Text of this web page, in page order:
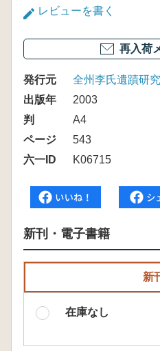
レビューを書く
再入荷
発行元
全州李氏遺蹟研
出版年
2003
判
A4
ページ
543
六一ID
K06715
新刊・電子書籍
新
在庫なし